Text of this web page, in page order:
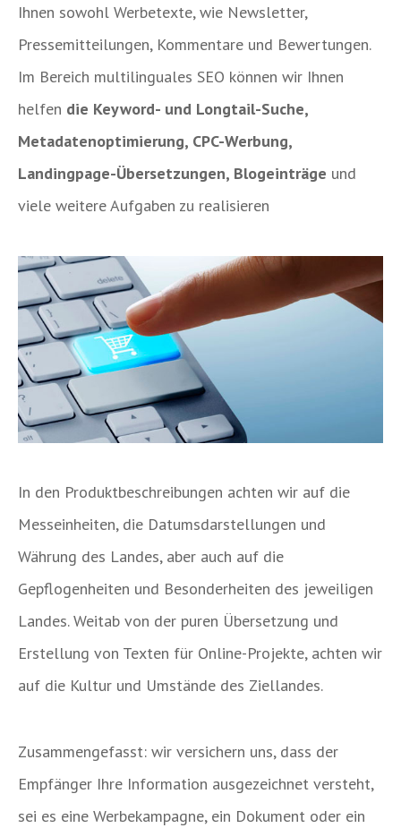
Ihnen sowohl Werbetexte, wie Newsletter,
Pressemitteilungen, Kommentare und Bewertungen.
Im Bereich multilinguales SEO können wir Ihnen
helfen die Keyword- und Longtail-Suche,
Metadatenoptimierung, CPC-Werbung,
Landingpage-Übersetzungen, Blogeinträge und
viele weitere Aufgaben zu realisieren
In den Produktbeschreibungen achten wir auf die
Messeinheiten, die Datumsdarstellungen und
Währung des Landes, aber auch auf die
Gepflogenheiten und Besonderheiten des jeweiligen
Landes. Weitab von der puren Übersetzung und
Erstellung von Texten für Online-Projekte, achten wir
auf die Kultur und Umstände des Ziellandes.
Zusammengefasst: wir versichern uns, dass der
Empfänger Ihre Information ausgezeichnet versteht,
sei es eine Werbekampagne, ein Dokument oder ein